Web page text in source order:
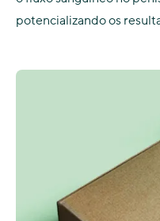
potencializando os